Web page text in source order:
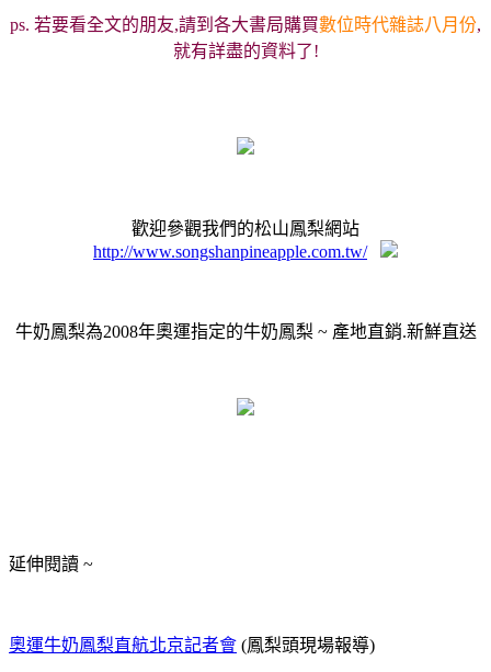
ps. 若要看全文的朋友,請到各大書局購買數位時代雜誌八月份,
就有詳盡的資料了!
歡迎參觀我們的松山鳳梨網站
http://www.songshanpineapple.com.tw/
牛奶鳳梨為2008年奧運指定的牛奶鳳梨 ~ 產地直銷.新鮮直送
延伸閱讀 ~
奧運牛奶鳳梨直航北京記者會 (鳳梨頭現場報導)